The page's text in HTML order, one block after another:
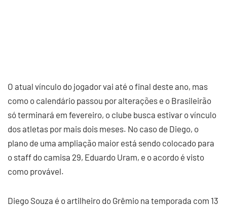
O atual vínculo do jogador vai até o final deste ano, mas
como o calendário passou por alterações e o Brasileirão
só terminará em fevereiro, o clube busca estivar o vínculo
dos atletas por mais dois meses. No caso de Diego, o
plano de uma ampliação maior está sendo colocado para
o staff do camisa 29, Eduardo Uram, e o acordo é visto
como provável.
Diego Souza é o artilheiro do Grêmio na temporada com 13